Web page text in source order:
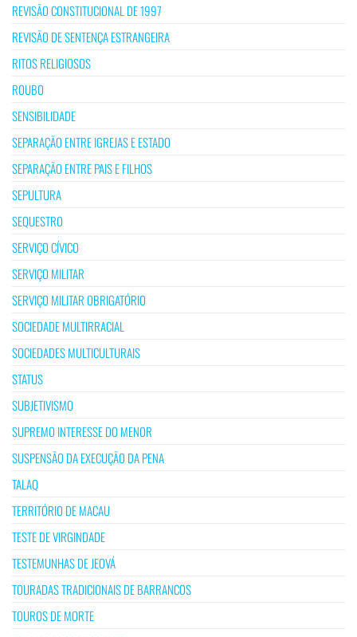
REVISÃO CONSTITUCIONAL DE 1997
REVISÃO DE SENTENÇA ESTRANGEIRA
RITOS RELIGIOSOS
ROUBO
SENSIBILIDADE
SEPARAÇÃO ENTRE IGREJAS E ESTADO
SEPARAÇÃO ENTRE PAIS E FILHOS
SEPULTURA
SEQUESTRO
SERVIÇO CÍVICO
SERVIÇO MILITAR
SERVIÇO MILITAR OBRIGATÓRIO
SOCIEDADE MULTIRRACIAL
SOCIEDADES MULTICULTURAIS
STATUS
SUBJETIVISMO
SUPREMO INTERESSE DO MENOR
SUSPENSÃO DA EXECUÇÃO DA PENA
TALAQ
TERRITÓRIO DE MACAU
TESTE DE VIRGINDADE
TESTEMUNHAS DE JEOVÁ
TOURADAS TRADICIONAIS DE BARRANCOS
TOUROS DE MORTE